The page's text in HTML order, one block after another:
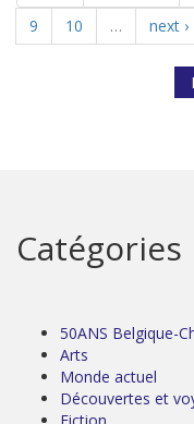
9
10 … next ›
Catégories
50ANS Belgique-
Arts
Monde actuel
Découvertes et